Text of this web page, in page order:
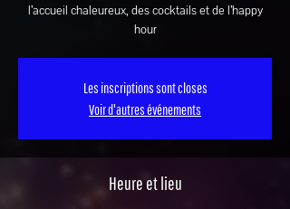
l’accueil chaleureux, des cocktails et de l’happy
hour
Les inscriptions sont closes
Voir d'autres événements
Heure et lieu